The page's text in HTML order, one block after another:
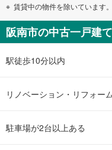
賃貸中の物件を除いています。
阪南市の中古一戸建
駅徒歩10分以内
リノベーション・リフォー
駐車場が2台以上ある